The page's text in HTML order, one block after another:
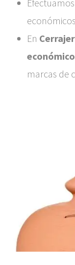
En
económico
marcas de